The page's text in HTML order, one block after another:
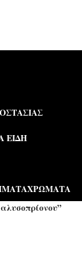
ΕΊΔΗ
ΧΡΏΜΑΤΑ